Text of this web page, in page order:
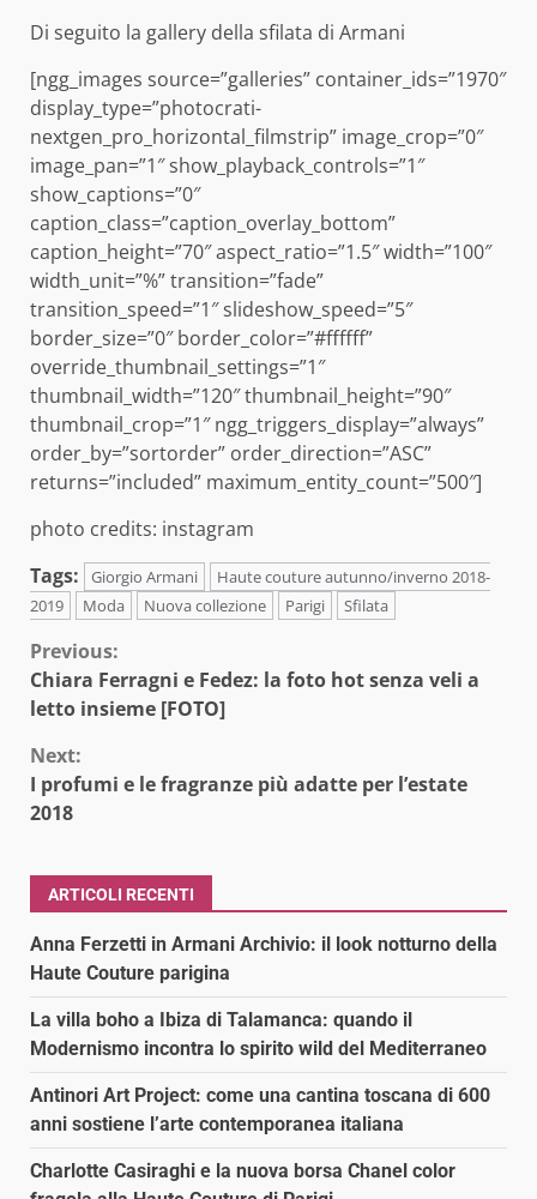
Di seguito la gallery della sfilata di Armani
[ngg_images source=”galleries” container_ids=”1970″
display_type=”photocrati-
nextgen_pro_horizontal_filmstrip” image_crop=”0″
image_pan=”1″ show_playback_controls=”1″
show_captions=”0″
caption_class=”caption_overlay_bottom”
caption_height=”70″ aspect_ratio=”1.5″ width=”100″
width_unit=”%” transition=”fade”
transition_speed=”1″ slideshow_speed=”5″
border_size=”0″ border_color=”#ffffff”
override_thumbnail_settings=”1″
thumbnail_width=”120″ thumbnail_height=”90″
thumbnail_crop=”1″ ngg_triggers_display=”always”
order_by=”sortorder” order_direction=”ASC”
returns=”included” maximum_entity_count=”500″]
photo credits: instagram
Tags:
Giorgio Armani
Haute couture autunno/inverno 2018-
2019
Moda Nuova collezione Parigi Sfilata
Continue
Reading
Previous:
Chiara Ferragni e Fedez: la foto hot senza veli a
letto insieme [FOTO]
Next:
I profumi e le fragranze più adatte per l’estate
2018
ARTICOLI RECENTI
Anna Ferzetti in Armani Archivio: il look notturno della
Haute Couture parigina
La villa boho a Ibiza di Talamanca: quando il
Modernismo incontra lo spirito wild del Mediterraneo
Antinori Art Project: come una cantina toscana di 600
anni sostiene l’arte contemporanea italiana
Charlotte Casiraghi e la nuova borsa Chanel color